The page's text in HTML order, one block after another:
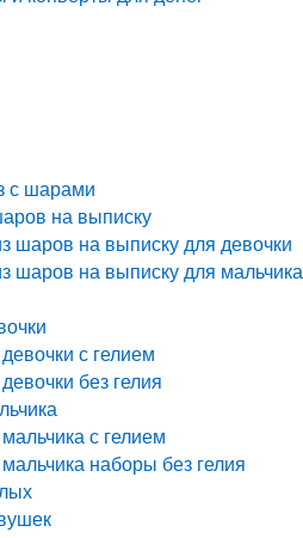
с шарами
на выписку
шаров на выписку для девочки
шаров на выписку для мальчика
с гелием
без гелия
с гелием
наборы без гелия